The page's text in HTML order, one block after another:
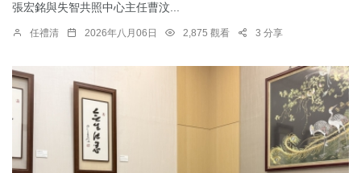
張宏銘與失智共照中心主任曹汶...
任禮清 2026年八月06日 2,875 觀看 3 分享